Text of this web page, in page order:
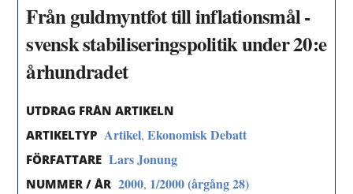
Från guldmyntfot till inflationsmål -
svensk stabiliseringspolitik under 20:e
århundradet
UTDRAG FRÅN ARTIKELN
ARTIKELTYP Artikel,Ekonomisk Debatt
FÖRFATTARE Lars Jonung
NUMMER / ÅR 2000, 1/2000 (årgång 28)